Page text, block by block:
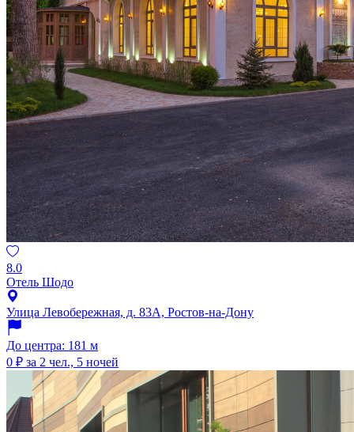
8.0
Отель Шодо
Улица Левобережная, д. 83А, Ростов-на-Дону
До центра: 181 м
0 ₽ за 2 чел., 5 ночей